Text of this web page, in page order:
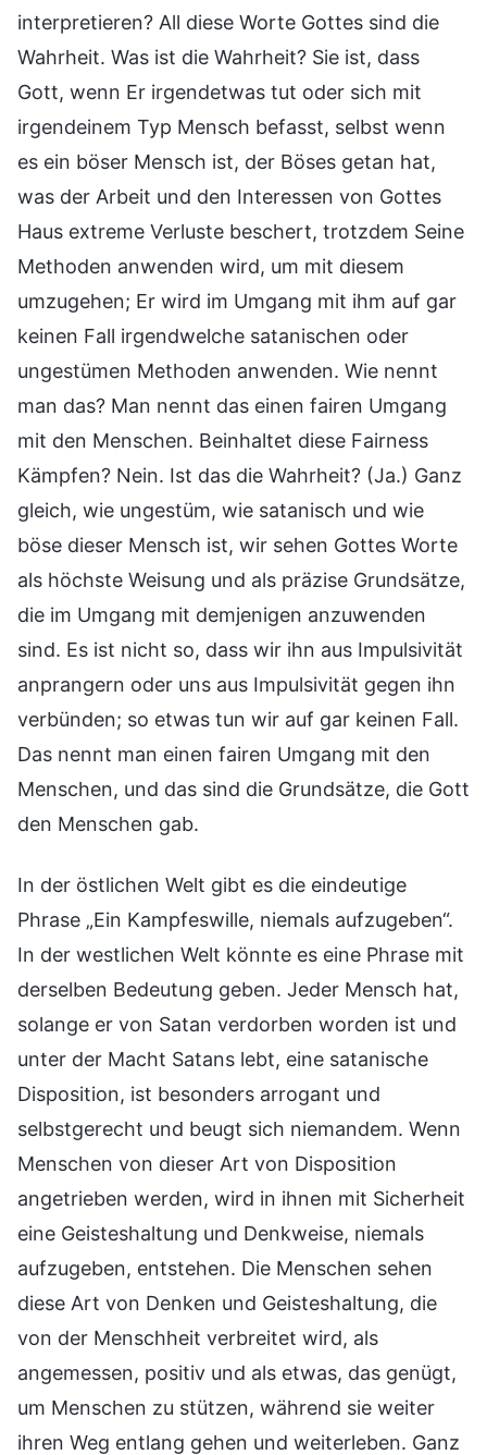
interpretieren? All diese Worte Gottes sind die
Wahrheit. Was ist die Wahrheit? Sie ist, dass
Gott, wenn Er irgendetwas tut oder sich mit
irgendeinem Typ Mensch befasst, selbst wenn
es ein böser Mensch ist, der Böses getan hat,
was der Arbeit und den Interessen von Gottes
Haus extreme Verluste beschert, trotzdem Seine
Methoden anwenden wird, um mit diesem
umzugehen; Er wird im Umgang mit ihm auf gar
keinen Fall irgendwelche satanischen oder
ungestümen Methoden anwenden. Wie nennt
man das? Man nennt das einen fairen Umgang
mit den Menschen. Beinhaltet diese Fairness
Kämpfen? Nein. Ist das die Wahrheit? (Ja.) Ganz
gleich, wie ungestüm, wie satanisch und wie
böse dieser Mensch ist, wir sehen Gottes Worte
als höchste Weisung und als präzise Grundsätze,
die im Umgang mit demjenigen anzuwenden
sind. Es ist nicht so, dass wir ihn aus Impulsivität
anprangern oder uns aus Impulsivität gegen ihn
verbünden; so etwas tun wir auf gar keinen Fall.
Das nennt man einen fairen Umgang mit den
Menschen, und das sind die Grundsätze, die Gott
den Menschen gab.
In der östlichen Welt gibt es die eindeutige
Phrase „Ein Kampfeswille, niemals aufzugeben“.
In der westlichen Welt könnte es eine Phrase mit
derselben Bedeutung geben. Jeder Mensch hat,
solange er von Satan verdorben worden ist und
unter der Macht Satans lebt, eine satanische
Disposition, ist besonders arrogant und
selbstgerecht und beugt sich niemandem. Wenn
Menschen von dieser Art von Disposition
angetrieben werden, wird in ihnen mit Sicherheit
eine Geisteshaltung und Denkweise, niemals
aufzugeben, entstehen. Die Menschen sehen
diese Art von Denken und Geisteshaltung, die
von der Menschheit verbreitet wird, als
angemessen, positiv und als etwas, das genügt,
um Menschen zu stützen, während sie weiter
ihren Weg entlang gehen und weiterleben. Ganz